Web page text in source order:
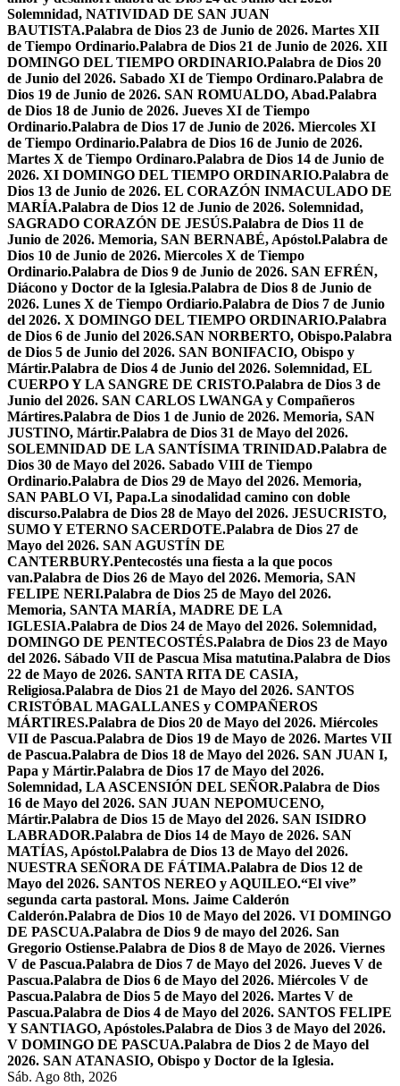
Solemnidad, NATIVIDAD DE SAN JUAN
BAUTISTA.Palabra de Dios 23 de Junio de 2026. Martes XII
de Tiempo Ordinario.Palabra de Dios 21 de Junio de 2026. XII
DOMINGO DEL TIEMPO ORDINARIO.Palabra de Dios 20
de Junio del 2026. Sabado XI de Tiempo Ordinaro.Palabra de
Dios 19 de Junio de 2026. SAN ROMUALDO, Abad.Palabra
de Dios 18 de Junio de 2026. Jueves XI de Tiempo
Ordinario.Palabra de Dios 17 de Junio de 2026. Miercoles XI
de Tiempo Ordinario.Palabra de Dios 16 de Junio de 2026.
Martes X de Tiempo Ordinaro.Palabra de Dios 14 de Junio de
2026. XI DOMINGO DEL TIEMPO ORDINARIO.Palabra de
Dios 13 de Junio de 2026. EL CORAZÓN INMACULADO DE
MARÍA.Palabra de Dios 12 de Junio de 2026. Solemnidad,
SAGRADO CORAZÓN DE JESÚS.Palabra de Dios 11 de
Junio de 2026. Memoria, SAN BERNABÉ, Apóstol.Palabra de
Dios 10 de Junio de 2026. Miercoles X de Tiempo
Ordinario.Palabra de Dios 9 de Junio de 2026. SAN EFRÉN,
Diácono y Doctor de la Iglesia.Palabra de Dios 8 de Junio de
2026. Lunes X de Tiempo Ordiario.Palabra de Dios 7 de Junio
del 2026. X DOMINGO DEL TIEMPO ORDINARIO.Palabra
de Dios 6 de Junio del 2026.SAN NORBERTO, Obispo.Palabra
de Dios 5 de Junio del 2026. SAN BONIFACIO, Obispo y
Mártir.Palabra de Dios 4 de Junio del 2026. Solemnidad, EL
CUERPO Y LA SANGRE DE CRISTO.Palabra de Dios 3 de
Junio del 2026. SAN CARLOS LWANGA y Compañeros
Mártires.Palabra de Dios 1 de Junio de 2026. Memoria, SAN
JUSTINO, Mártir.Palabra de Dios 31 de Mayo del 2026.
SOLEMNIDAD DE LA SANTÍSIMA TRINIDAD.Palabra de
Dios 30 de Mayo del 2026. Sabado VIII de Tiempo
Ordinario.Palabra de Dios 29 de Mayo del 2026. Memoria,
SAN PABLO VI, Papa.La sinodalidad camino con doble
discurso.Palabra de Dios 28 de Mayo del 2026. JESUCRISTO,
SUMO Y ETERNO SACERDOTE.Palabra de Dios 27 de
Mayo del 2026. SAN AGUSTÍN DE
CANTERBURY.Pentecostés una fiesta a la que pocos
van.Palabra de Dios 26 de Mayo del 2026. Memoria, SAN
FELIPE NERI.Palabra de Dios 25 de Mayo del 2026.
Memoria, SANTA MARÍA, MADRE DE LA
IGLESIA.Palabra de Dios 24 de Mayo del 2026. Solemnidad,
DOMINGO DE PENTECOSTÉS.Palabra de Dios 23 de Mayo
del 2026. Sábado VII de Pascua Misa matutina.Palabra de Dios
22 de Mayo de 2026. SANTA RITA DE CASIA,
Religiosa.Palabra de Dios 21 de Mayo del 2026. SANTOS
CRISTÓBAL MAGALLANES y COMPAÑEROS
MÁRTIRES.Palabra de Dios 20 de Mayo del 2026. Miércoles
VII de Pascua.Palabra de Dios 19 de Mayo de 2026. Martes VII
de Pascua.Palabra de Dios 18 de Mayo del 2026. SAN JUAN I,
Papa y Mártir.Palabra de Dios 17 de Mayo del 2026.
Solemnidad, LA ASCENSIÓN DEL SEÑOR.Palabra de Dios
16 de Mayo del 2026. SAN JUAN NEPOMUCENO,
Mártir.Palabra de Dios 15 de Mayo del 2026. SAN ISIDRO
LABRADOR.Palabra de Dios 14 de Mayo de 2026. SAN
MATÍAS, Apóstol.Palabra de Dios 13 de Mayo del 2026.
NUESTRA SEÑORA DE FÁTIMA.Palabra de Dios 12 de
Mayo del 2026. SANTOS NEREO y AQUILEO.“El vive”
segunda carta pastoral. Mons. Jaime Calderón
Calderón.Palabra de Dios 10 de Mayo del 2026. VI DOMINGO
DE PASCUA.Palabra de Dios 9 de mayo del 2026. San
Gregorio Ostiense.Palabra de Dios 8 de Mayo de 2026. Viernes
V de Pascua.Palabra de Dios 7 de Mayo del 2026. Jueves V de
Pascua.Palabra de Dios 6 de Mayo del 2026. Miércoles V de
Pascua.Palabra de Dios 5 de Mayo del 2026. Martes V de
Pascua.Palabra de Dios 4 de Mayo del 2026. SANTOS FELIPE
Y SANTIAGO, Apóstoles.Palabra de Dios 3 de Mayo del 2026.
V DOMINGO DE PASCUA.Palabra de Dios 2 de Mayo del
2026. SAN ATANASIO, Obispo y Doctor de la Iglesia.
Sáb. Ago 8th, 2026